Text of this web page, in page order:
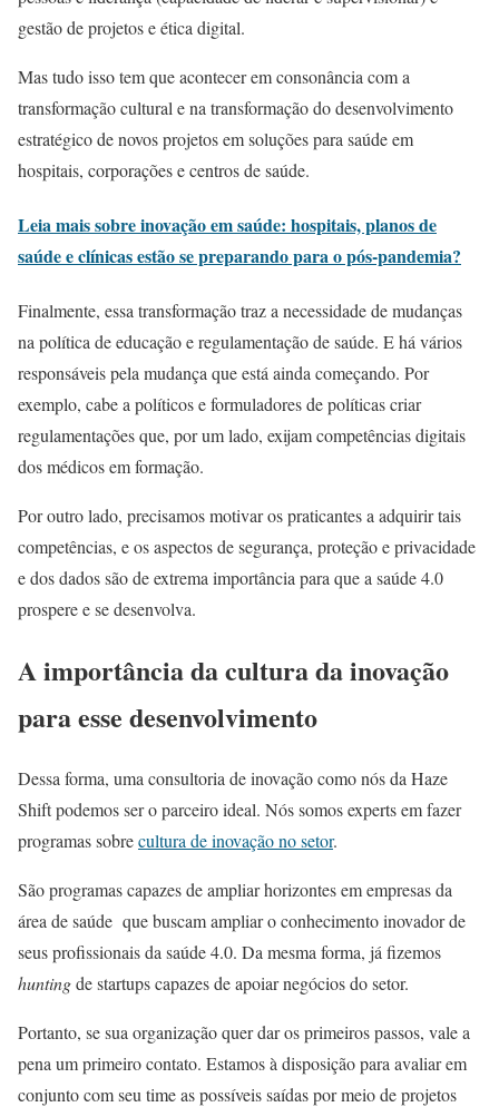
gestão de projetos e ética digital.
Mas tudo isso tem que acontecer em consonância com a
transformação cultural e na transformação do desenvolvimento
estratégico de novos projetos em soluções para saúde em
hospitais, corporações e centros de saúde.
Leia mais sobre inovação em saúde: hospitais, planos de
saúde e clínicas estão se preparando para o pós-pandemia?
Finalmente, essa transformação traz a necessidade de mudanças
na política de educação e regulamentação de saúde. E há vários
responsáveis pela mudança que está ainda começando. Por
exemplo, cabe a políticos e formuladores de políticas criar
regulamentações que, por um lado, exijam competências digitais
dos médicos em formação.
Por outro lado, precisamos motivar os praticantes a adquirir tais
competências, e os aspectos de segurança, proteção e privacidade
e dos dados são de extrema importância para que a saúde 4.0
prospere e se desenvolva.
A importância da cultura da inovação
para esse desenvolvimento
Dessa forma, uma consultoria de inovação como nós da Haze
Shift podemos ser o parceiro ideal. Nós somos experts em fazer
programas sobrecultura de inovação no setor.
São programas capazes de ampliar horizontes em empresas da
área de saúde que buscam ampliar o conhecimento inovador de
seus profissionais da saúde 4.0. Da mesma forma, já fizemos
huntingde startups capazes de apoiar negócios do setor.
Portanto, se sua organização quer dar os primeiros passos, vale a
pena um primeiro contato. Estamos à disposição para avaliar em
conjunto com seu time as possíveis saídas por meio de projetos